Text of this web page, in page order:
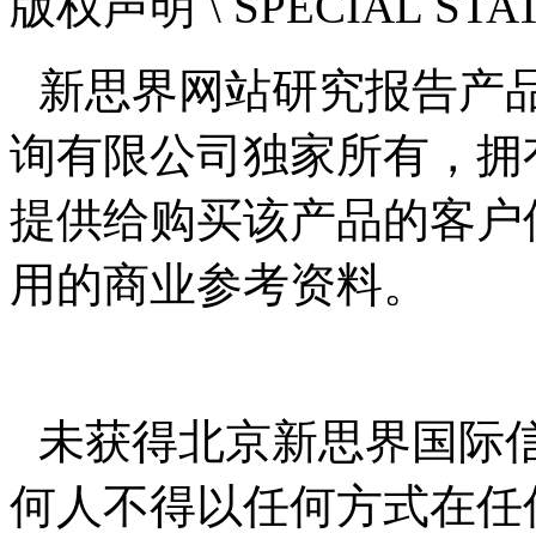
新思界网站研究报告产
询有限公司独家所有，
提供给购买该产品的客
用的商业参考资料。
未获得北京新思界国际
何人不得以任何方式在